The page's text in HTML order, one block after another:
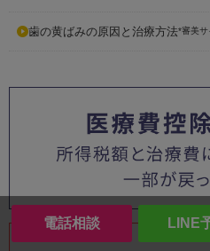
歯の黄ばみの原因と治療方法*審美サ
電話相談 LINE